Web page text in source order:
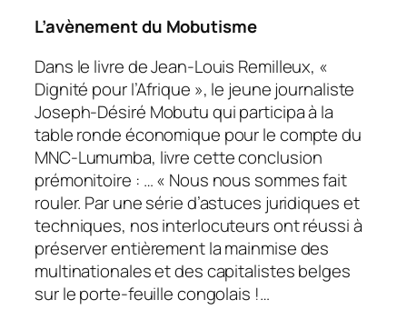
L’avènement du Mobutisme
Dans le livre de Jean-Louis Remilleux, «
Dignité pour l’Afrique », le jeune journaliste
Joseph-Désiré Mobutu qui participa à la
table ronde économique pour le compte du
MNC-Lumumba, livre cette conclusion
prémonitoire : … « Nous nous sommes fait
rouler. Par une série d’astuces juridiques et
techniques, nos interlocuteurs ont réussi à
préserver entièrement la mainmise des
multinationales et des capitalistes belges
sur le porte-feuille congolais !…